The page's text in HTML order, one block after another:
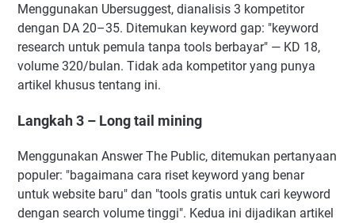
Menggunakan Ubersuggest, dianalisis 3 kompetitor
dengan DA 20–35. Ditemukan keyword gap: "keyword
research untuk pemula tanpa tools berbayar" — KD 18,
volume 320/bulan. Tidak ada kompetitor yang punya
artikel khusus tentang ini.
Langkah 3 – Long tail mining
Menggunakan Answer The Public, ditemukan pertanyaan
populer: "bagaimana cara riset keyword yang benar
untuk website baru" dan "tools gratis untuk cari keyword
dengan search volume tinggi". Kedua ini dijadikan artikel